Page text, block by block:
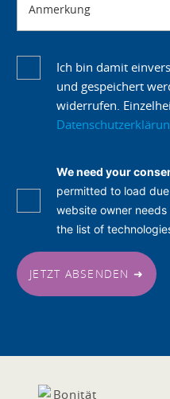
Anmerkung
Ich bin damit
und gespeichert
widerrufen.
We need your
permitted to load
website owner
the list of
JETZT ABSENDEN ➜